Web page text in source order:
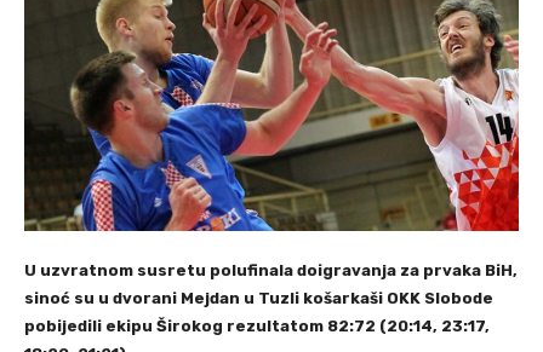
U uzvratnom susretu polufinala doigravanja za prvaka BiH,
sinoć su u dvorani Mejdan u Tuzli košarkaši OKK Slobode
pobijedili ekipu Širokog rezultatom 82:72 (20:14, 23:17,